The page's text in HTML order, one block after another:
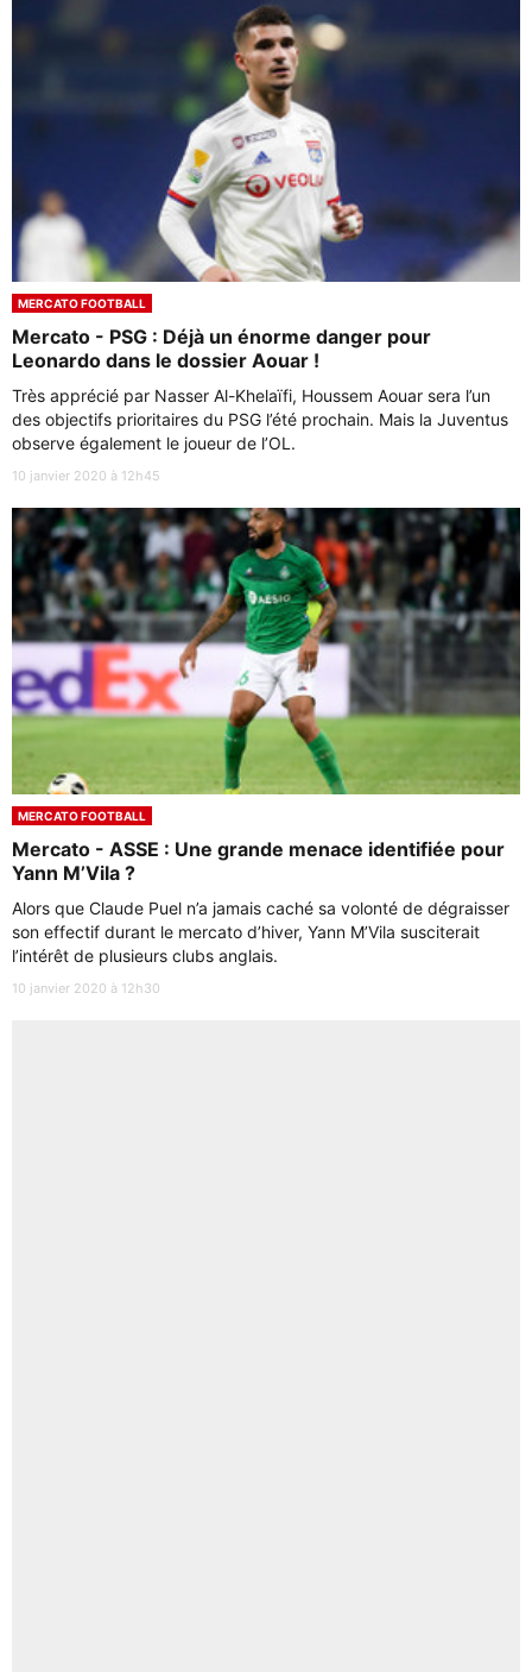
MERCATO FOOTBALL
Mercato - PSG : Déjà un énorme danger pour
Leonardo dans le dossier Aouar !
Très apprécié par Nasser Al-Khelaïfi, Houssem Aouar sera l’un
des objectifs prioritaires du PSG l’été prochain. Mais la Juventus
observe également le joueur de l’OL.
10 janvier 2020 à 12h45
MERCATO FOOTBALL
Mercato - ASSE : Une grande menace identifiée pour
Yann M’Vila ?
Alors que Claude Puel n’a jamais caché sa volonté de dégraisser
son effectif durant le mercato d’hiver, Yann M’Vila susciterait
l’intérêt de plusieurs clubs anglais.
10 janvier 2020 à 12h30